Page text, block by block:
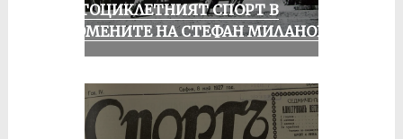
МОТОЦИКЛЕТНИЯТ СПОРТ В
СПОМЕНИТЕ НА СТЕФАН МИЛАНОВ